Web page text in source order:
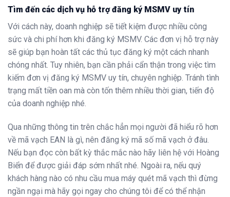
Tìm đến các dịch vụ hỗ trợ đăng ký MSMV uy tín
Với cách này, doanh nghiệp sẽ tiết kiệm được nhiều công
sức và chi phí hơn khi đăng ký MSMV. Các đơn vị hỗ trợ này
sẽ giúp bạn hoàn tất các thủ tục đăng ký một cách nhanh
chóng nhất. Tuy nhiên, bạn cần phải cẩn thận trong việc tìm
kiếm đơn vị đăng ký MSMV uy tín, chuyên nghiệp. Tránh tình
trạng mất tiền oan mà còn tốn thêm nhiều thời gian, tiến độ
của doanh nghiệp nhé.
Qua những thông tin trên chắc hẳn mọi người đã hiểu rõ hơn
về mã vạch EAN là gì, nên đăng ký mã số mã vạch ở đâu.
Nếu bạn đọc còn bất kỳ thắc mắc nào hãy liên hệ với Hoàng
Biển để được giải đáp sớm nhất nhé. Ngoài ra, nếu quý
khách hàng nào có nhu cầu mua máy quét mã vạch thì đừng
ngần ngại mà hãy gọi ngay cho chúng tôi để có thể nhận